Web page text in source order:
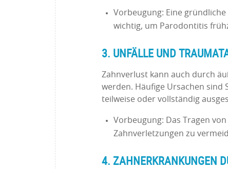
Vorbeugung: Eine
wichtig, um Parodontitis
3. UNFÄLLE UND
Zahnverlust kann auch durch
werden. Häufige Ursachen sind
teilweise oder vollständig
Vorbeugung: Das Tragen
Zahnverletzungen zu
4. ZAHNERKRANKUNGEN